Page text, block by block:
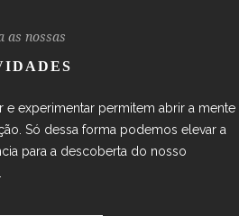
as nossas
e experimentar permitem abrir a mente
Só dessa forma podemos elevar a
para a descoberta do nosso